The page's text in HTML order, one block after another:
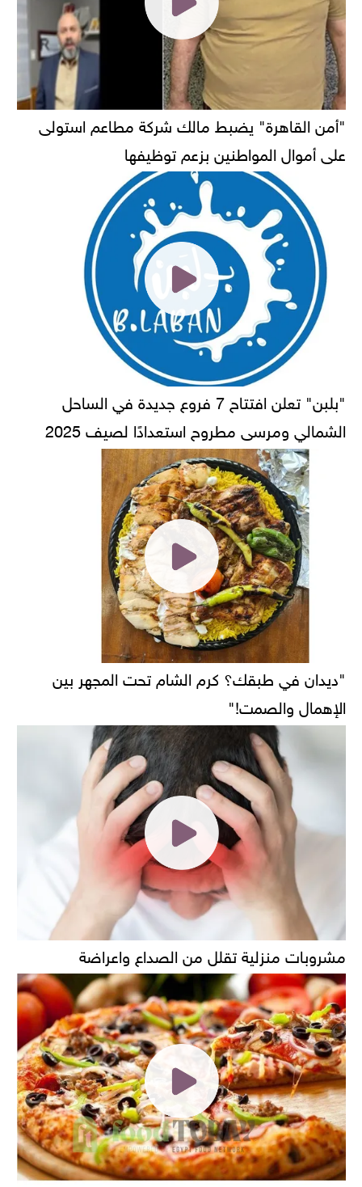
"أمن القاهرة" يضبط مالك شركة مطاعم استولى
على أموال المواطنين بزعم توظيفها
"بلبن" تعلن افتتاح 7 فروع جديدة في الساحل
الشمالي ومرسى مطروح استعدادًا لصيف 2025
"ديدان في طبقك؟ كرم الشام تحت المجهر بين
الإهمال والصمت!"
مشروبات منزلية تقلل من الصداع واعراضة